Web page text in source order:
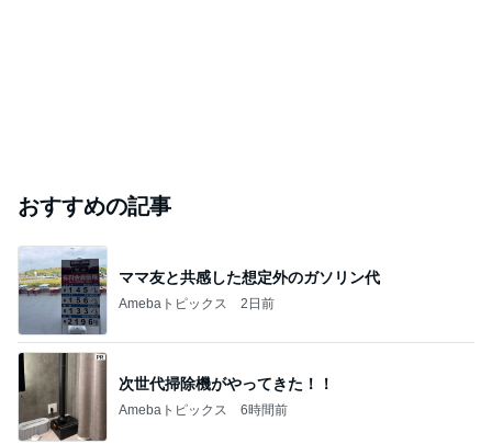
おすすめの記事
ママ友と共感した想定外のガソリン代
Amebaトピックス 2日前
次世代掃除機がやってきた！！
Amebaトピックス 6時間前